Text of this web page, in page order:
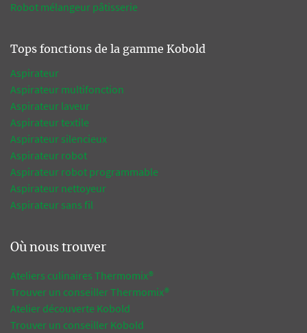
Robot mélangeur pâtisserie
Tops fonctions de la gamme Kobold
Aspirateur
Aspirateur multifonction
Aspirateur laveur
Aspirateur textile
Aspirateur silencieux
Aspirateur robot
Aspirateur robot programmable
Aspirateur nettoyeur
Aspirateur sans fil
Où nous trouver
Ateliers culinaires Thermomix®
Trouver un conseiller Thermomix®
Atelier découverte Kobold
Trouver un conseiller Kobold